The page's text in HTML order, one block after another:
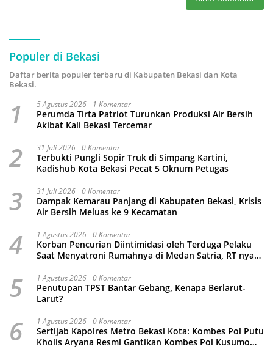
Populer di Bekasi
Daftar berita populer terbaru di Kabupaten Bekasi dan Kota
Bekasi.
1 5 Agustus 2026 1 Komentar
Perumda Tirta Patriot Turunkan Produksi Air Bersih
Akibat Kali Bekasi Tercemar
2 31 Juli 2026 0 Komentar
Terbukti Pungli Sopir Truk di Simpang Kartini,
Kadishub Kota Bekasi Pecat 5 Oknum Petugas
3 31 Juli 2026 0 Komentar
Dampak Kemarau Panjang di Kabupaten Bekasi, Krisis
Air Bersih Meluas ke 9 Kecamatan
4 1 Agustus 2026 0 Komentar
Korban Pencurian Diintimidasi oleh Terduga Pelaku
Saat Menyatroni Rumahnya di Medan Satria, RT nya
5 1 Agustus 2026 0 Komentar
Penutupan TPST Bantar Gebang, Kenapa Berlarut-
Larut?
6 1 Agustus 2026 0 Komentar
Sertijab Kapolres Metro Bekasi Kota: Kombes Pol Putu
Kholis Aryana Resmi Gantikan Kombes Pol Kusumo